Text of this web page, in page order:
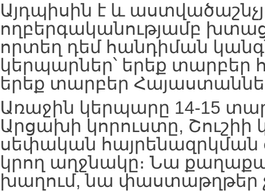
Այդպիսին է և
ողբերգականությամբ
որտեղ դեմ հանդիման
կերպարներ՝ երեք տարբեր
երեք տարբեր
Առաջին կերպարը 14-15
Արցախի կորուստը, Շուշիի
սեփական հայրենազրկման
կրող աղջնակը։ Նա
խաղում, նա փաստաթղթեր